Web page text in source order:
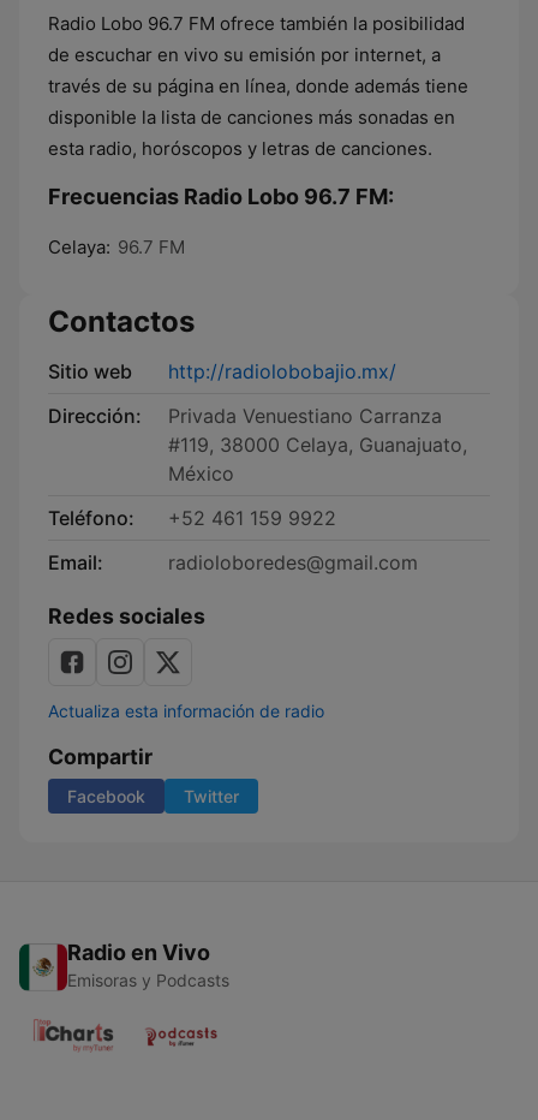
Radio Lobo 96.7 FM ofrece también la posibilidad
de escuchar en vivo su emisión por internet, a
través de su página en línea, donde además tiene
disponible la lista de canciones más sonadas en
esta radio, horóscopos y letras de canciones.
Frecuencias Radio Lobo 96.7 FM:
Celaya: 96.7 FM
Contactos
Sitio web
http://radiolobobajio.mx/
Dirección:
Privada Venuestiano Carranza
#119, 38000 Celaya, Guanajuato,
México
Teléfono:
+52 461 159 9922
Email:
radioloboredes@gmail.com
Redes sociales
Actualiza esta información de radio
Compartir
Facebook Twitter
Radio en Vivo
Emisoras y Podcasts